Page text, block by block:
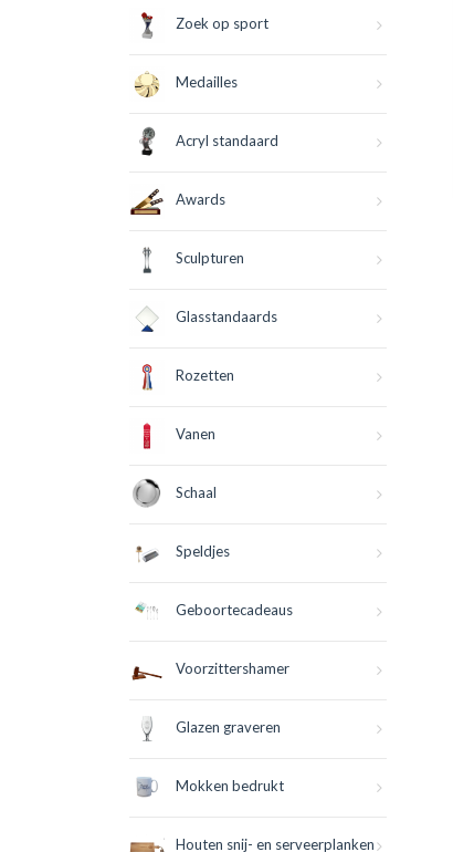
Zoek op sport
Medailles
Acryl standaard
Awards
Sculpturen
Glasstandaards
Rozetten
Vanen
Schaal
Speldjes
Geboortecadeaus
Voorzittershamer
Glazen graveren
Mokken bedrukt
Houten snij- en serveerplanken